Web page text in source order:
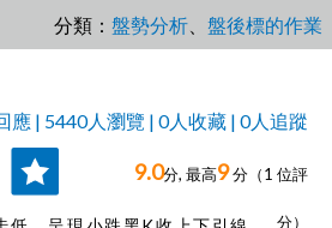
分類： 盤勢分析、 盤後標的作業
應 | 5440人瀏覽 | 0人收藏 | 0人追蹤
追
蹤
9.0分, 最高9分（1 位評
分）